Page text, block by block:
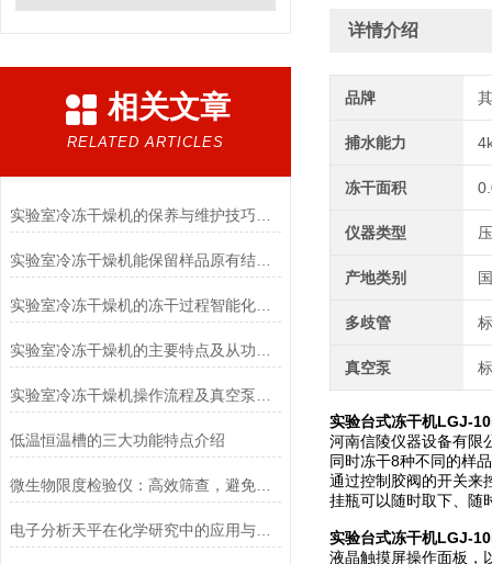
相关文章
RELATED ARTICLES
实验室冷冻干燥机能保留样品原有结构和活性
实验室冷冻干燥机的冻干过程智能化功能和基本操作流程
低温恒温槽的三大功能特点介绍
微生物限度检验仪：高效筛查，避免产品微生物污染
电子分析天平在化学研究中的应用与优势说明
详情介绍
品牌
捕水能力
冻干面积
仪器类型
产地类别
多歧管
真空泵
实验台式冻干机LGJ-
河南信陵仪器设备有限
同时冻干8种不同的样
通过控制胶阀的开关来
挂瓶可以随时取下、随
实验台式冻干机LGJ-
液晶触摸屏操作面板，